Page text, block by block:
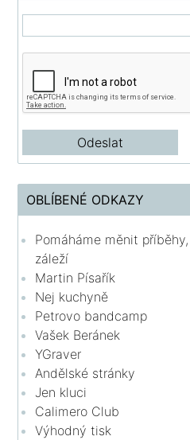
OBLÍBENÉ ODKAZY
Pomáháme měnit
záleží
Martin Písařík
Nej kuchyně
Petrovo bandcamp
Vašek Beránek
YGraver
Andělské stránky
Jen kluci
Calimero Club
Výhodný tisk